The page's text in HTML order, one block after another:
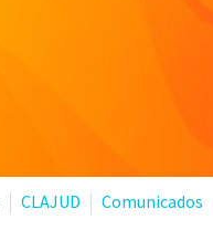
CLAJUD Comunicados